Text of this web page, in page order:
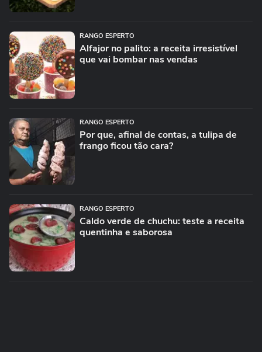
RANGO ESPERTO
Alfajor no palito: a receita irresistível
que vai bombar nas vendas
RANGO ESPERTO
Por que, afinal de contas, a tulipa de
frango ficou tão cara?
RANGO ESPERTO
Caldo verde de chuchu: teste a receita
quentinha e saborosa